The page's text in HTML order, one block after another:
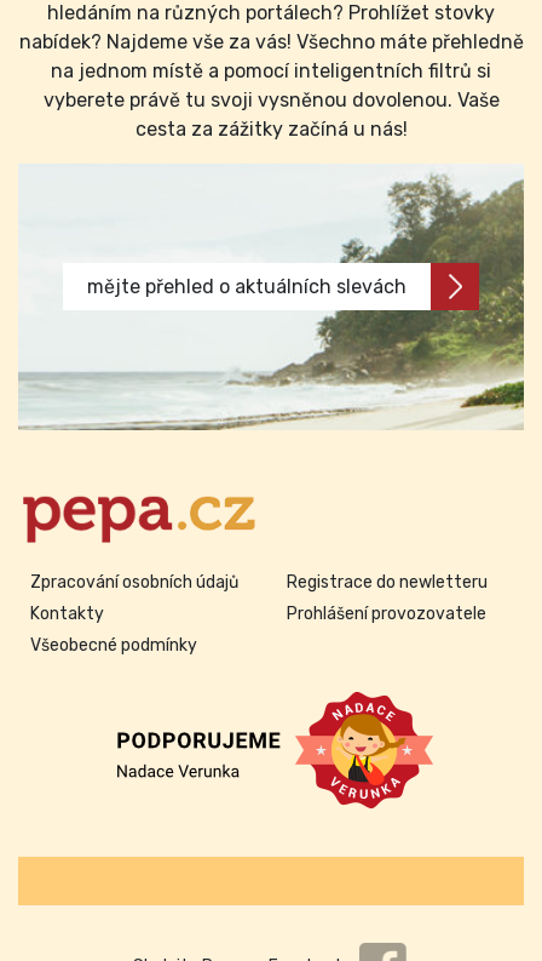
hledáním na různých portálech? Prohlížet stovky
nabídek? Najdeme vše za vás! Všechno máte přehledně
na jednom místě a pomocí inteligentních filtrů si
vyberete právě tu svoji vysněnou dovolenou. Vaše
cesta za zážitky začíná u nás!
mějte přehled o aktuálních slevách
Zpracování osobních údajů
Kontakty
Všeobecné podmínky
Registrace do newletteru
Prohlášení provozovatele